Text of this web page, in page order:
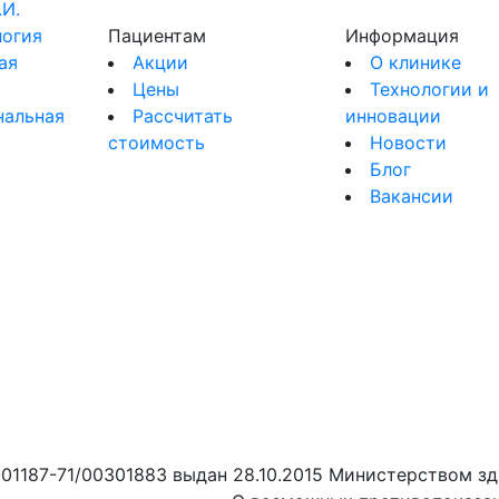
Пациентам
Акции
Цены
Рассчитать
стоимость
Информация
О клинике
Технологии и
инновации
Новости
Блог
Вакансии
71/00301883 выдан 28.10.2015 Министерством